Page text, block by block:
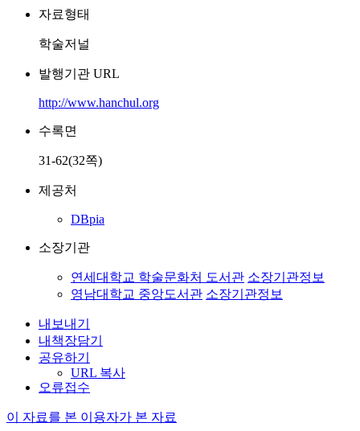
자료형태
학술저널
발행기관 URL
http://www.hanchul.org
수록면
31-62(32쪽)
제공처
DBpia
소장기관
연세대학교 학술문화처 도서관 소장기관정보
영남대학교 중앙도서관 소장기관정보
내보내기
내책장담기
공유하기
URL 복사
오류접수
이 자료를 본 이용자가 본 자료